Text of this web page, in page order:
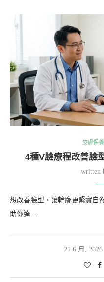
皮膚保養
4種V臉療程改善臉
written
想改善臉型，讓輪廓更緊實自
助你達…
21 6 月, 2026